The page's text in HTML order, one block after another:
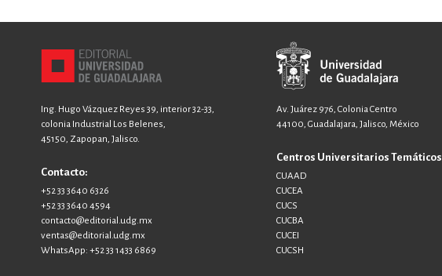
Ing. Hugo Vázquez Reyes 39, interior 32-33,
colonia Industrial Los Belenes,
45150, Zapopan, Jalisco.
Contacto:
+52 33 3640 6326
+52 33 3640 4594
contacto@editorial.udg.mx
ventas@editorial.udg.mx
WhatsApp: +52 33 1433 6869
Av. Juárez 976, Colonia Centro
44100, Guadalajara, Jalisco, México
Centros Universitarios Temáticos
CUAAD
CUCEA
CUCS
CUCBA
CUCEI
CUCSH